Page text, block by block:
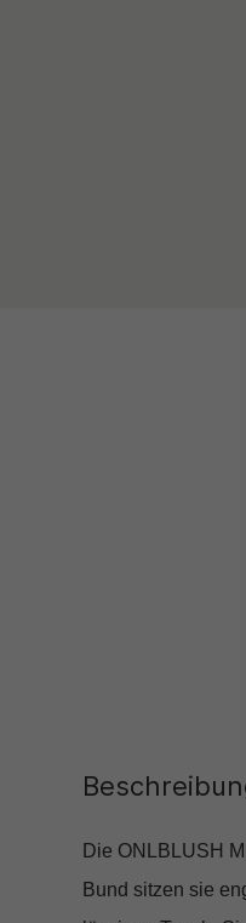
Die ONLBLUSH
Bund sitzen sie